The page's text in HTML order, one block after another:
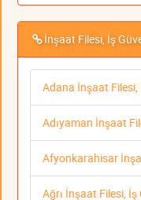
İnşaat Filesi, İş
Adana İnşaat Filesi,
Adıyaman İnşaat
Afyonkarahisar
Ağrı İnşaat Filesi,